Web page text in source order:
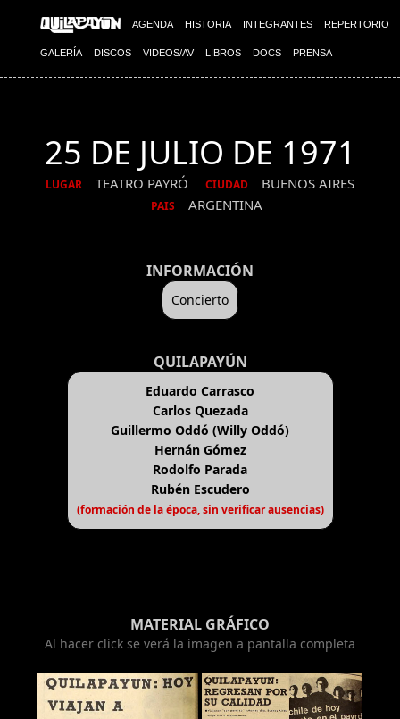
AGENDA HISTORIA INTEGRANTES REPERTORIO
GALERÍA DISCOS VIDEOS/AV LIBROS DOCS PRENSA
25 DE JULIO DE 1971
LUGAR TEATRO PAYRÓ CIUDAD BUENOS AIRES
PAIS ARGENTINA
INFORMACIÓN
Concierto
QUILAPAYÚN
Eduardo Carrasco
Carlos Quezada
Guillermo Oddó (Willy Oddó)
Hernán Gómez
Rodolfo Parada
Rubén Escudero
(formación de la época, sin verificar ausencias)
MATERIAL GRÁFICO
Al hacer click se verá la imagen a pantalla completa